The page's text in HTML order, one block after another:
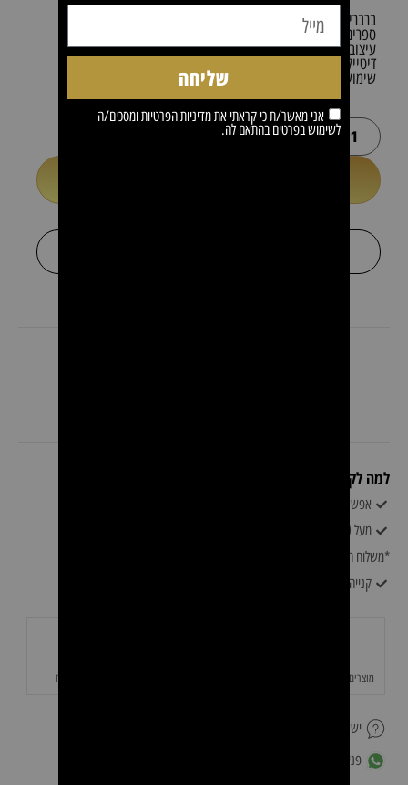
ברברים מקצועיים
ספרים מקצועיים
עיצוב זקן וקווי שיער
דיטיילינג וגימורים
שימוש מקצועי יומיומי
למה לקוחות קונים אצלינו?
אפשרות לעד 6 תשלומים ללא ריבית
מעל 500 משלוח חינם
*משלוח חינם לא כולל רהיטים* המחיר נקבע על ידי צוות 0528060094
קנייה מאובטחת ושירות לקוחות מעולה
מוצרים איכותיים באחריות תשלום מאובטח
יש לך שאלה על המוצר?
פנייה לשירות לקוחות ב-WhatsApp
אני מאשר/ת כי קראתי אתמדיניות הפרטיותומסכים/ה
לשימוש בפרטים בהתאם לה.
שליחה